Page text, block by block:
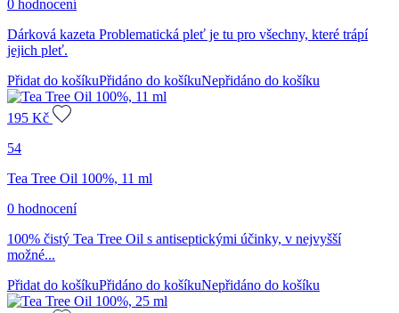
0 hodnocení
Dárková kazeta Problematická pleť je tu pro všechny, které trápí
jejich pleť.
Přidat do košíkuPřidáno do košíkuNepřidáno do košíku
195 Kč
54
Tea Tree Oil 100%, 11 ml
0 hodnocení
100% čistý Tea Tree Oil s antiseptickými účinky, v nejvyšší
možné...
Přidat do košíkuPřidáno do košíkuNepřidáno do košíku